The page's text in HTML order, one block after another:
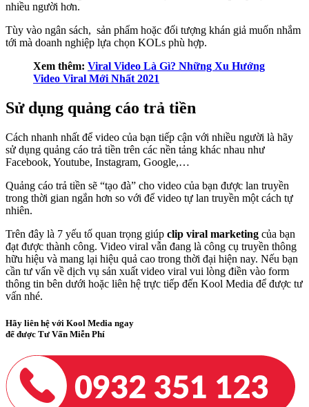
nhiều người hơn.
Tùy vào ngân sách, sản phẩm hoặc đối tượng khán giả muốn nhắm
tới mà doanh nghiệp lựa chọn KOLs phù hợp.
Xem thêm: Viral Video Là Gì? Những Xu Hướng
Video Viral Mới Nhất 2021
Sử dụng quảng cáo trả tiền
Cách nhanh nhất để video của bạn tiếp cận với nhiều người là hãy
sử dụng quảng cáo trả tiền trên các nền tảng khác nhau như
Facebook, Youtube, Instagram, Google,…
Quảng cáo trả tiền sẽ “tạo đà” cho video của bạn được lan truyền
trong thời gian ngắn hơn so với để video tự lan truyền một cách tự
nhiên.
Trên đây là 7 yếu tố quan trọng giúp clip viral marketing của bạn
đạt được thành công. Video viral vẫn đang là công cụ truyền thông
hữu hiệu và mang lại hiệu quả cao trong thời đại hiện nay. Nếu bạn
cần tư vấn về dịch vụ sản xuất video viral vui lòng điền vào form
thông tin bên dưới hoặc liên hệ trực tiếp đến Kool Media để được tư
vấn nhé.
Hãy liên hệ với Kool Media ngay
để được Tư Vấn Miễn Phí